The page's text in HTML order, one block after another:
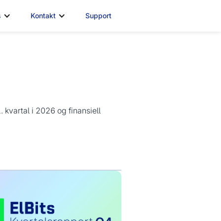
Kontakt Support
kvartal i 2026 og finansiell